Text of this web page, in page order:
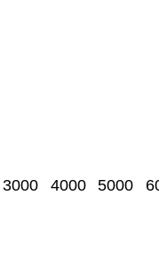
3000 4000 5000